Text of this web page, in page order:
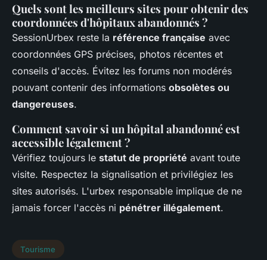
Quels sont les meilleurs sites pour obtenir des
coordonnées d'hôpitaux abandonnés ?
SessionUrbex reste la référence française avec
coordonnées GPS précises, photos récentes et
conseils d'accès. Évitez les forums non modérés
pouvant contenir des informations obsolètes ou
dangereuses.
Comment savoir si un hôpital abandonné est
accessible légalement ?
Vérifiez toujours le statut de propriété avant toute
visite. Respectez la signalisation et privilégiez les
sites autorisés. L'urbex responsable implique de ne
jamais forcer l'accès ni pénétrer illégalement.
Tourisme